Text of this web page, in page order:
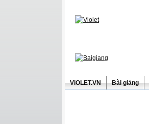
ViOLET.VN Bài giảng